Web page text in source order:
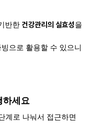
반한 건강관리의 실효성을
으로 활용할 수 있으니
하세요
계로 나눠서 접근하면